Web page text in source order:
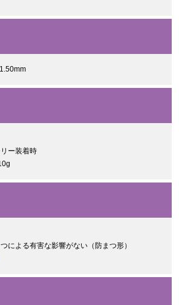
ー装着時
による有害な影響がない（防まつ形）